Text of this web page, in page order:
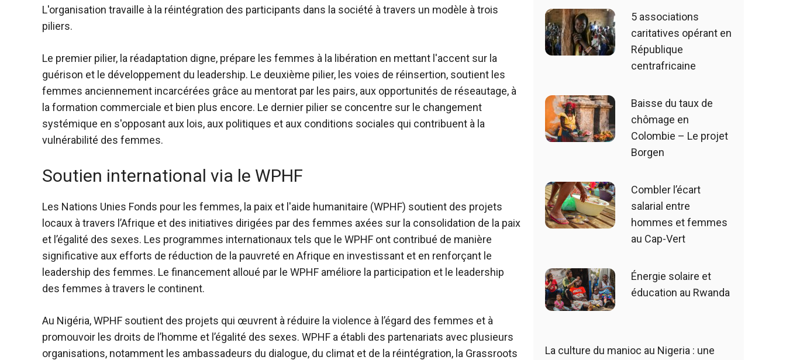
L'organisation travaille à la réintégration des participants dans la société à travers un modèle à trois
piliers.
Le premier pilier, la réadaptation digne, prépare les femmes à la libération en mettant l'accent sur la
guérison et le développement du leadership. Le deuxième pilier, les voies de réinsertion, soutient les
femmes anciennement incarcérées grâce au mentorat par les pairs, aux opportunités de réseautage, à
la formation commerciale et bien plus encore. Le dernier pilier se concentre sur le changement
systémique en s'opposant aux lois, aux politiques et aux conditions sociales qui contribuent à la
vulnérabilité des femmes.
Soutien international via le WPHF
Les Nations Unies Fonds pour les femmes, la paix et l'aide humanitaire (WPHF) soutient des projets
locaux à travers l’Afrique et des initiatives dirigées par des femmes axées sur la consolidation de la paix
et l’égalité des sexes. Les programmes internationaux tels que le WPHF ont contribué de manière
significative aux efforts de réduction de la pauvreté en Afrique en investissant et en renforçant le
leadership des femmes. Le financement alloué par le WPHF améliore la participation et le leadership
des femmes à travers le continent.
Au Nigéria,WPHF soutient des projets qui œuvrent à réduire la violence à l’égard des femmes et à
promouvoir les droits de l’homme et l’égalité des sexes. WPHF a établi des partenariats avec plusieurs
organisations, notamment les ambassadeurs du dialogue, du climat et de la réintégration, la Grassroots
5 associations
caritatives opérant en
République
centrafricaine
Baisse du taux de
chômage en
Colombie – Le projet
Borgen
Combler l’écart
salarial entre
hommes et femmes
au Cap-Vert
Énergie solaire et
éducation au Rwanda
La culture du manioc au Nigeria : une